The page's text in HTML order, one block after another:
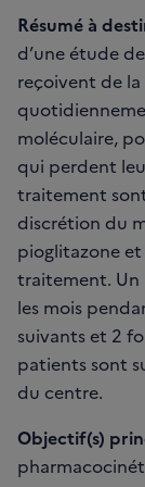
Résumé à
d’une étude
reçoivent de
moléculaire,
qui perdent
traitement
discrétion du
pioglitazone et
traitement. Un
les mois
suivants et 2
patients sont
du centre.
Objectif(s)